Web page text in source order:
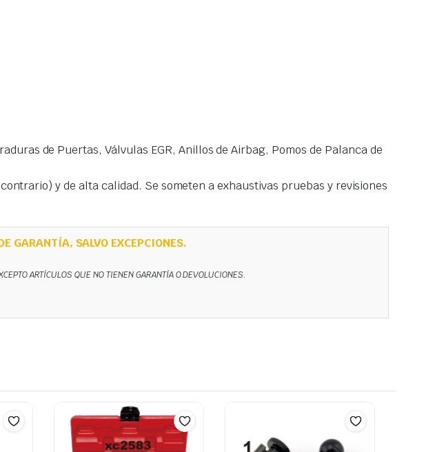
de Puertas, Válvulas EGR, Anillos de Airbag, Pomos de Palanca de
y de alta calidad. Se someten a exhaustivas pruebas y revisiones
GARANTÍA, SALVO EXCEPCIONES.
ARTÍCULOS QUE NO TIENEN GARANTÍA O DEVOLUCIONES.